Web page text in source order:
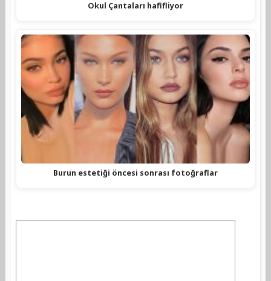
Okul Çantaları hafifliyor
Burun estetiği öncesi sonrası fotoğraflar